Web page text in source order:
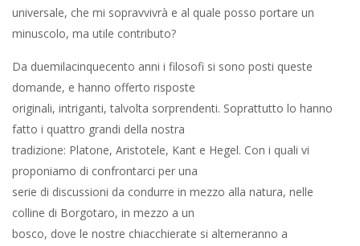
universale, che mi sopravvivrà e al quale posso portare un
minuscolo, ma utile contributo?
Da duemilacinquecento anni i filosofi si sono posti queste
domande, e hanno offerto risposte
originali, intriganti, talvolta sorprendenti. Soprattutto lo hanno
fatto i quattro grandi della nostra
tradizione: Platone, Aristotele, Kant e Hegel. Con i quali vi
proponiamo di confrontarci per una
serie di discussioni da condurre in mezzo alla natura, nelle
colline di Borgotaro, in mezzo a un
bosco, dove le nostre chiacchierate si alterneranno a